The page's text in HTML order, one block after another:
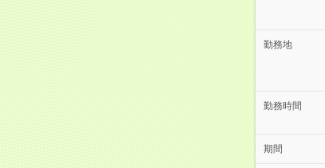
勤務地
勤務時間
期間